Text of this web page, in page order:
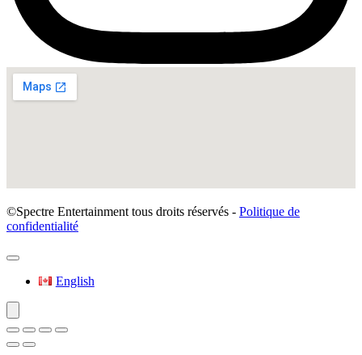
©Spectre Entertainment tous droits réservés - Politique de
confidentialité
English